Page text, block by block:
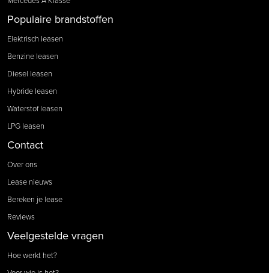
Populaire brandstoffen
Elektrisch leasen
Benzine leasen
Diesel leasen
Hybride leasen
Waterstof leasen
LPG leasen
Contact
Over ons
Lease nieuws
Bereken je lease
Reviews
Veelgestelde vragen
Hoe werkt het?